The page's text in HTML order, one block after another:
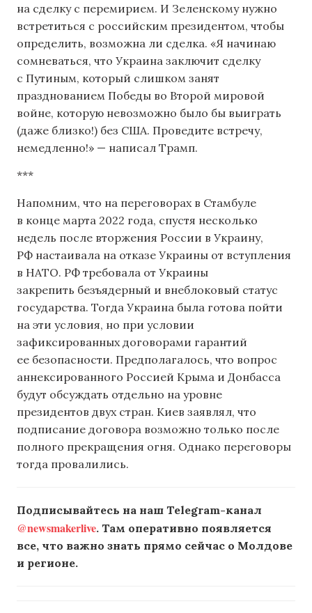
на сделку с перемирием. И Зеленскому нужно
встретиться с российским президентом, чтобы
определить, возможна ли сделка. «Я начинаю
сомневаться, что Украина заключит сделку
с Путиным, который слишком занят
празднованием Победы во Второй мировой
войне, которую невозможно было бы выиграть
(даже близко!) без США. Проведите встречу,
немедленно!» — написал Трамп.
***
Напомним, что на переговорах в Стамбуле
в конце марта 2022 года, спустя несколько
недель после вторжения России в Украину,
РФ настаивала на отказе Украины от вступления
в НАТО. РФ требовала от Украины
закрепить безъядерный и внеблоковый статус
государства. Тогда Украина была готова пойти
на эти условия, но при условии
зафиксированных договорами гарантий
ее безопасности. Предполагалось, что вопрос
аннексированного Россией Крыма и Донбасса
будут обсуждать отдельно на уровне
президентов двух стран. Киев заявлял, что
подписание договора возможно только после
полного прекращения огня. Однако переговоры
тогда провалились.
Подписывайтесь на наш Telegram-канал
@newsmakerlive. Там оперативно появляется
все, что важно знать прямо сейчас о Молдове
и регионе.